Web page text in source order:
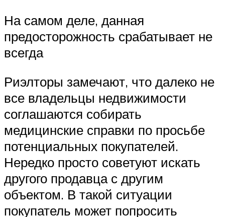
На самом деле, данная
предосторожность срабатывает не
всегда
Риэлторы замечают, что далеко не
все владельцы недвижимости
соглашаются собирать
медицинские справки по просьбе
потенциальных покупателей.
Нередко просто советуют искать
другого продавца с другим
объектом. В такой ситуации
покупатель может попросить